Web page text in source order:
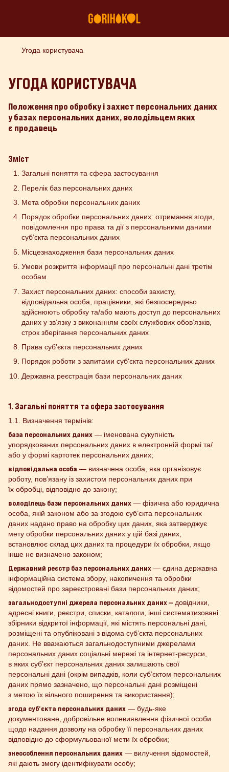
Угода користувача
УГОДА КОРИСТУВАЧА
Положення про обробку і захист персональних даних
у базах персональних даних, володільцем яких
є продавець
Зміст
Загальні поняття та сфера застосування
Перелік баз персональних даних
Мета обробки персональних даних
Порядок обробки персональних даних: отримання згоди,
повідомлення про права та дії з персональними даними
суб’єкта персональних даних
Місцезнаходження бази персональних даних
Умови розкриття інформації про персональні дані третім
особам
Захист персональних даних: способи захисту,
відповідальна особа, працівники, які безпосередньо
здійснюють обробку та/або мають доступ до персональних
даних у зв’язку з виконанням своїх службових обов’язків,
строк зберігання персональних даних
Права суб’єкта персональних даних
Порядок роботи з запитами суб'єкта персональних даних
Державна реєстрація бази персональних даних
1. Загальні поняття та сфера застосування
1.1. Визначення термінів:
база персональних даних — іменована сукупність
упорядкованих персональних даних в електронній формі та/
або у формі картотек персональних даних;
відповідальна особа — визначена особа, яка організовує
роботу, пов’язану із захистом персональних даних при
їх обробці, відповідно до закону;
володілець бази персональних даних — фізична або юридична
особа, якій законом або за згодою суб’єкта персональних
даних надано право на обробку цих даних, яка затверджує
мету обробки персональних даних у цій базі даних,
встановлює склад цих даних та процедури їх обробки, якщо
інше не визначено законом;
Державний реєстр баз персональних даних — єдина державна
інформаційна система збору, накопичення та обробки
відомостей про зареєстровані бази персональних даних;
загальнодоступні джерела персональних даних — довідники,
адресні книги, реєстри, списки, каталоги, інші систематизовані
збірники відкритої інформації, які містять персональні дані,
розміщені та опубліковані з відома суб’єкта персональних
даних. Не вважаються загальнодоступними джерелами
персональних даних соціальні мережі та інтернет-ресурси,
в яких суб’єкт персональних даних залишають свої
персональні дані (окрім випадків, коли суб’єктом персональних
даних прямо зазначено, що персональні дані розміщені
з метою їх вільного поширення та використання);
згода суб’єкта персональних даних — будь-яке
документоване, добровільне волевиявлення фізичної особи
щодо надання дозволу на обробку її персональних даних
відповідно до сформульованої мети їх обробки;
знеособлення персональних даних — вилучення відомостей,
які дають змогу ідентифікувати особу;